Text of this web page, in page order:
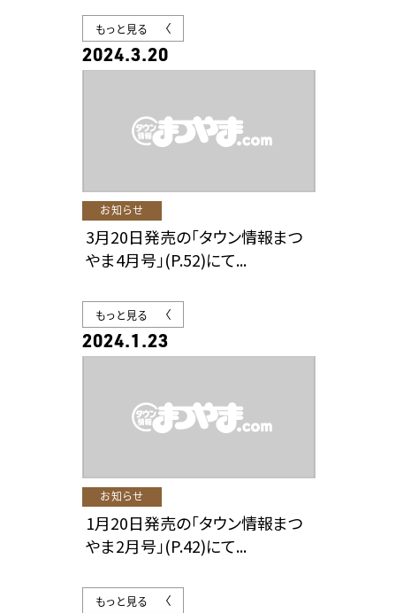
もっと見る
2024.3.20
お知らせ
3月20日発売の「タウン情報まつ
やま4月号」(P.52)にて...
もっと見る
2024.1.23
お知らせ
1月20日発売の「タウン情報まつ
やま2月号」(P.42)にて...
もっと見る